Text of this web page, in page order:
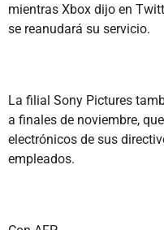
mientras Xbox dijo en
se reanudará su servicio.
La filial Sony Pictures
a finales de noviembre,
electrónicos de sus
empleados.